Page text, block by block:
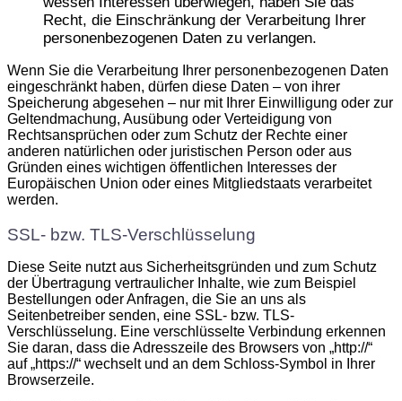
Recht, die Einschränkung der Verarbeitung Ihrer
personenbezogenen Daten zu verlangen.
Wenn Sie die Verarbeitung Ihrer personenbezogenen Daten
eingeschränkt haben, dürfen diese Daten – von ihrer
Speicherung abgesehen – nur mit Ihrer Einwilligung oder zur
Geltendmachung, Ausübung oder Verteidigung von
Rechtsansprüchen oder zum Schutz der Rechte einer
anderen natürlichen oder juristischen Person oder aus
Gründen eines wichtigen öffentlichen Interesses der
Europäischen Union oder eines Mitgliedstaats verarbeitet
werden.
SSL- bzw. TLS-Verschlüsselung
Diese Seite nutzt aus Sicherheitsgründen und zum Schutz
der Übertragung vertraulicher Inhalte, wie zum Beispiel
Bestellungen oder Anfragen, die Sie an uns als
Seitenbetreiber senden, eine SSL- bzw. TLS-
Verschlüsselung. Eine verschlüsselte Verbindung erkennen
Sie daran, dass die Adresszeile des Browsers von „http://“
auf „https://“ wechselt und an dem Schloss-Symbol in Ihrer
Browserzeile.